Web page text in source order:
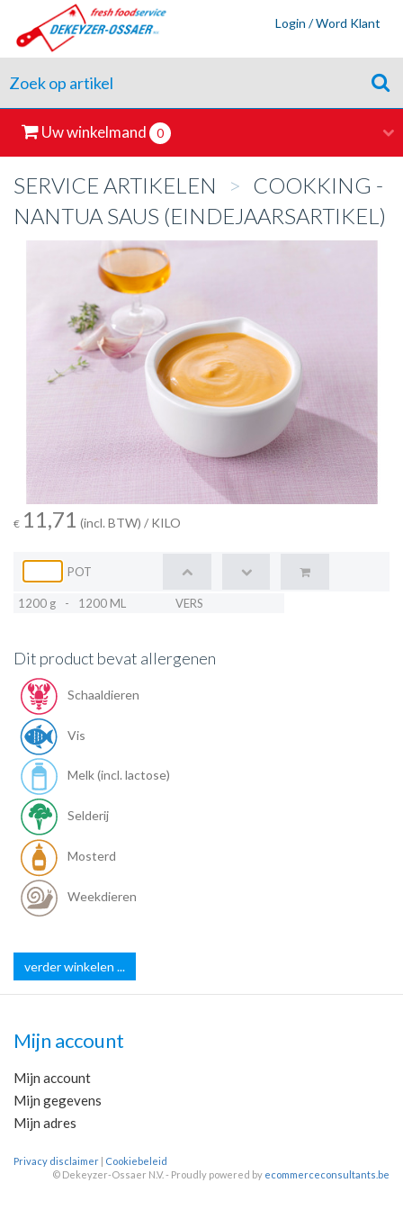
Login / Word Klant
Uw winkelmand 0
SERVICE ARTIKELEN > COOKKING -
NANTUA SAUS (EINDEJAARSARTIKEL)
€ 11,71 (incl. BTW) / KILO
POT
1200 g - 1200 ML VERS
Dit product bevat allergenen
Schaaldieren
Vis
Melk (incl. lactose)
Selderij
Mosterd
Weekdieren
verder winkelen ...
Mijn account
Mijn account
Mijn gegevens
Mijn adres
Privacy disclaimer | Cookiebeleid
© Dekeyzer-Ossaer N.V. - Proudly powered by ecommerceconsultants.be